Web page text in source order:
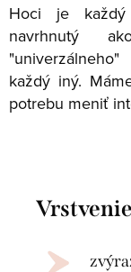
Hoci je každý
navrhnutý
každý iný.
potrebu meniť